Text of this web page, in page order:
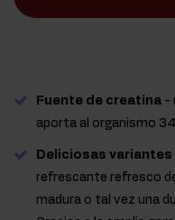
Fuente de creatina -
aporta al organismo
Deliciosas
refrescante refresco
madura o tal vez una